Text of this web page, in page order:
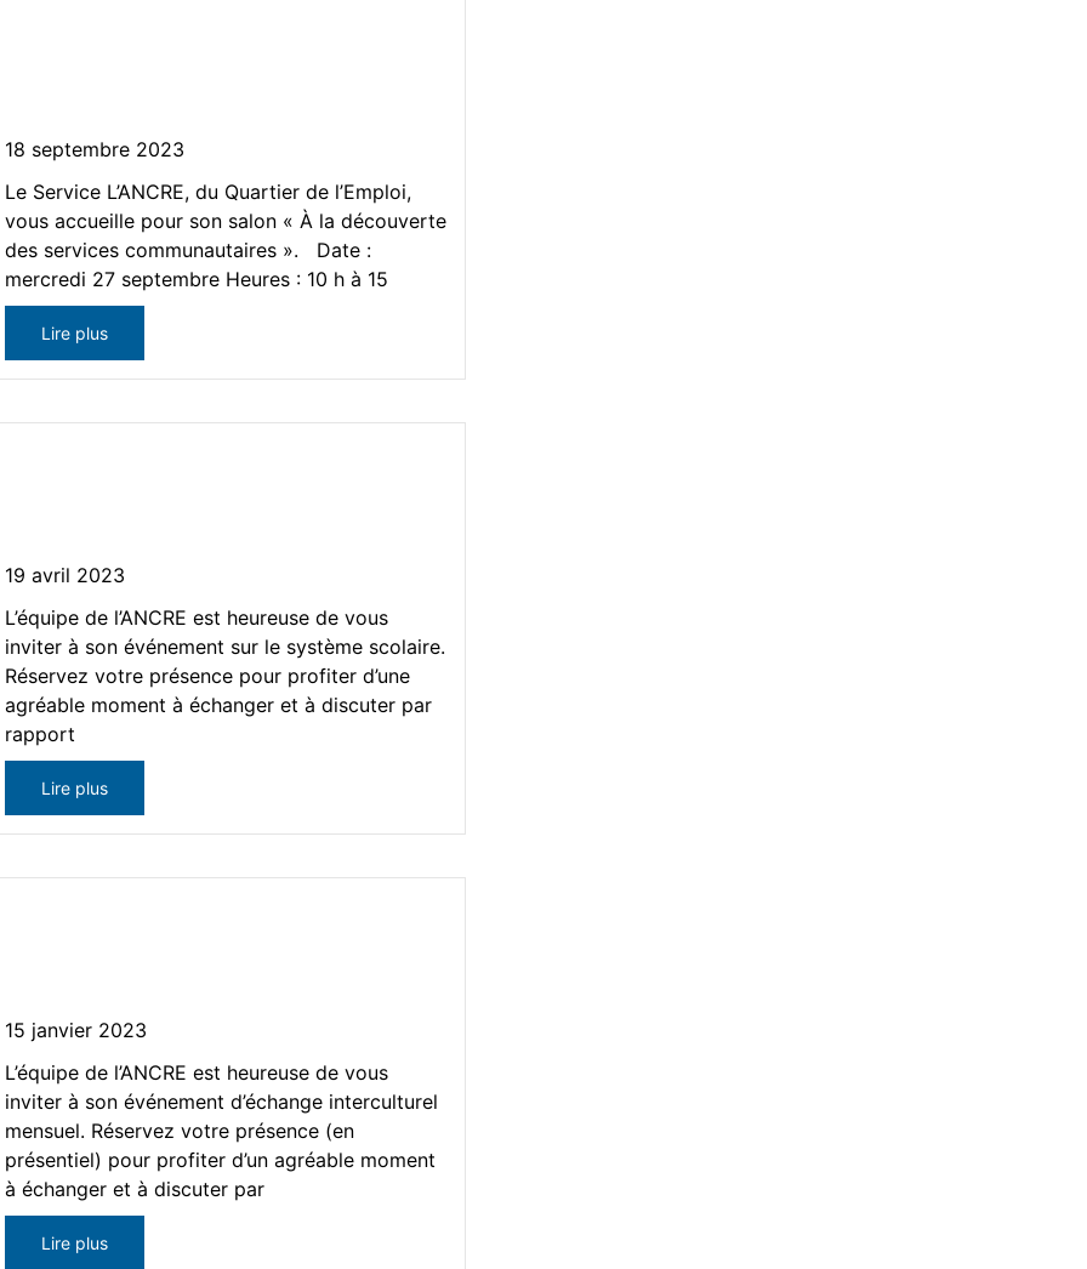
18 septembre 2023
Le Service L’ANCRE, du Quartier de l’Emploi,
vous accueille pour son salon « À la découverte
des services communautaires ». Date :
mercredi 27 septembre Heures : 10 h à 15
Lire plus
19 avril 2023
L’équipe de l’ANCRE est heureuse de vous
inviter à son événement sur le système scolaire.
Réservez votre présence pour profiter d’une
agréable moment à échanger et à discuter par
rapport
Lire plus
15 janvier 2023
L’équipe de l’ANCRE est heureuse de vous
inviter à son événement d’échange interculturel
mensuel. Réservez votre présence (en
présentiel) pour profiter d’un agréable moment
à échanger et à discuter par
Lire plus